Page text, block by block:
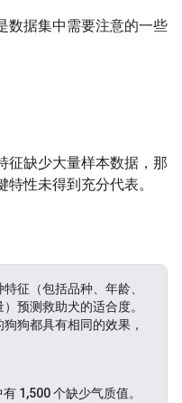
数据集中需要注意的一些
征缺少大量样本数据，那
性未得到充分代表。
征（包括品种、年龄、
预测救助犬的适合度。
狗都具有相同的效果，
1,500 个缺少气质值。